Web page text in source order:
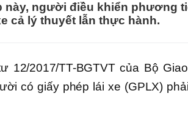
người điều khiển phương
cả lý thuyết lẫn thực hành.
12/2017/TT-BGTVT của Bộ
có giấy phép lái xe (GPLX)